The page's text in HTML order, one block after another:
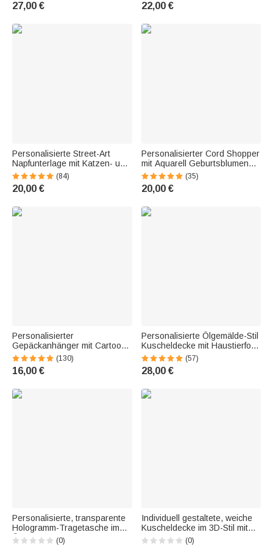
| Geburtstagsgeschenk für
27,00 €
Geburtstag Kindergarten
Mädchen Jungen
22,00 €
Personalisierte Street-Art
Napfunterlage mit Katzen- und
Hundeporträt | Graffiti-
Ölgemälde-Stil | Wohndeko |
Geburtstag Geschenk für
(84)
20,00 €
Personalisierter Cord Shopper
mit Aquarell Geburtsblumen
und Namen | großes
Fassungsvermögen |
Tragetasche | Tote Bag |
Frauen
(35)
20,00 €
Personalisierter
Gepäckanhänger mit Cartoon-
Reisefigur | mit Namen
Flugzeug- und Kartenmotiv |
Reisezubehör | Geburtstag
(130)
16,00 €
Personalisierte Ölgemälde-Stil
Kuscheldecke mit Haustierfoto
| mit Namen | weiche
Wohndecke | Erinnerung
Geburtstag Geschenk für
(57)
28,00 €
Personalisierte, transparente
Hologramm-Tragetasche im
Ölgemälde-Stil mit
(0)
Individuell gestaltete, weiche
Kuscheldecke im 3D-Stil mit
Cowboy- oder Cowgirl-Figur im
(0)